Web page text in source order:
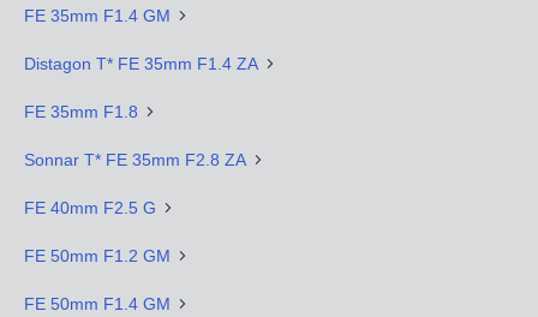
FE 35mm F1.4 GM
Distagon T* FE 35mm F1.4 ZA
FE 35mm F1.8
Sonnar T* FE 35mm F2.8 ZA
FE 40mm F2.5 G
FE 50mm F1.2 GM
FE 50mm F1.4 GM